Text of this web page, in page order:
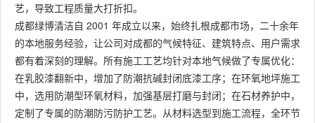
艺，导致工程质量大打折扣。
成都绿博清洁自 2001 年成立以来，始终扎根成都市场，二十余年
的本地服务经验，让公司对成都的气候特征、建筑特点、用户需求
都有着深刻的理解。所有施工工艺均针对本地气候做了专属优化：
在乳胶漆翻新中，增加了防潮抗碱封闭底漆工序；在环氧地坪施工
中，选用防潮型环氧材料，加强基层打磨与封闭；在石材养护中，
定制了专属的防潮防污防护工艺。从材料选型到施工流程，全环节